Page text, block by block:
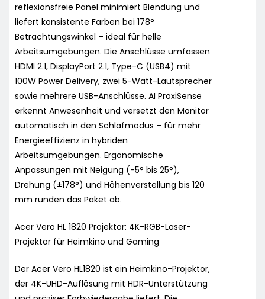
reflexionsfreie Panel minimiert Blendung und
liefert konsistente Farben bei 178°
Betrachtungswinkel – ideal für helle
Arbeitsumgebungen. Die Anschlüsse umfassen
HDMI 2.1, DisplayPort 2.1, Type-C (USB4) mit
100W Power Delivery, zwei 5-Watt-Lautsprecher
sowie mehrere USB-Anschlüsse. AI ProxiSense
erkennt Anwesenheit und versetzt den Monitor
automatisch in den Schlafmodus – für mehr
Energieeffizienz in hybriden
Arbeitsumgebungen. Ergonomische
Anpassungen mit Neigung (-5° bis 25°),
Drehung (±178°) und Höhenverstellung bis 120
mm runden das Paket ab.
Acer Vero HL 1820 Projektor: 4K-RGB-Laser-
Projektor für Heimkino und Gaming
Der Acer Vero HL1820 ist ein Heimkino-Projektor,
der 4K-UHD-Auflösung mit HDR-Unterstützung